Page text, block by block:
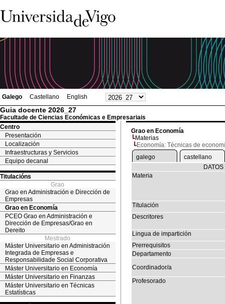
Galego Castellano English
Guia docente 2026_27
Facultade de Ciencias Económicas e Empresariais
Centro
Presentación
Localización
Infraestructuras y Servicios
Equipo decanal
Titulacións
Grao
Grao en Administración e Dirección de
Empresas
Grao en Economía
PCEO Grao en Administración e
Dirección de Empresas/Grao en
Dereito
Mestrado
Máster Universitario en Administración
Integrada de Empresas e
Responsabilidade Social Corporativa
Máster Universitario en Economía
Máster Universitario en Finanzas
Máster Universitario en Técnicas
Estatísticas
Grao en Economía
Materias
Economía: Técnicas de
galego
castellano
Materia
Titulación
Descritores
Lingua de impartición
Prerrequisitos
Departamento
Coordinador/a
Profesorado